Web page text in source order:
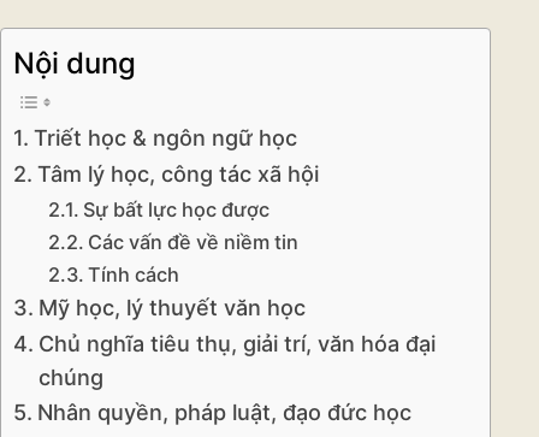
Nội dung
Triết học & ngôn ngữ học
Tâm lý học, công tác xã hội
Sự bất lực học được
Các vấn đề về niềm tin
Tính cách
Mỹ học, lý thuyết văn học
Chủ nghĩa tiêu thụ, giải trí, văn hóa đại
chúng
Nhân quyền, pháp luật, đạo đức học